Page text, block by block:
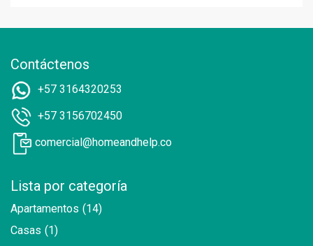
Contáctenos
+57 3164320253
+57 3156702450
comercial@homeandhelp.co
Lista por categoría
Apartamentos (14)
Casas (1)